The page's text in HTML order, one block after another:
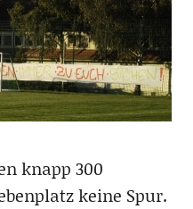
knapp 300
keine Spur.